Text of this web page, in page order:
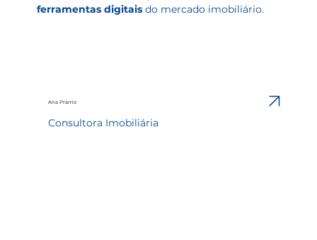
Ana Pranto
Consultora Imobiliária
ferramentas digitaisdo mercado imobiliário.